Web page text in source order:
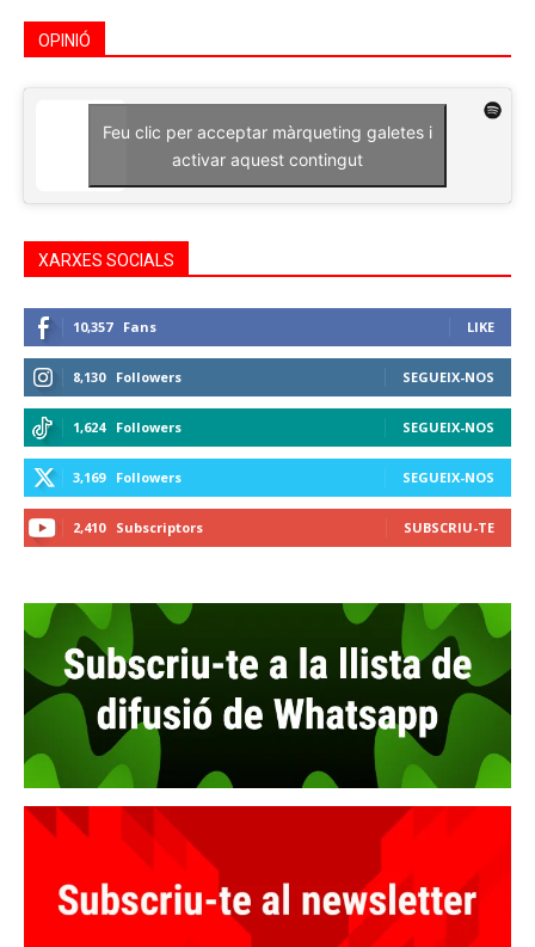
OPINIÓ
Feu clic per acceptar màrqueting galetes i
activar aquest contingut
XARXES SOCIALS
10,357 Fans LIKE
8,130 Followers SEGUEIX-NOS
1,624 Followers SEGUEIX-NOS
3,169 Followers SEGUEIX-NOS
2,410 Subscriptors SUBSCRIU-TE